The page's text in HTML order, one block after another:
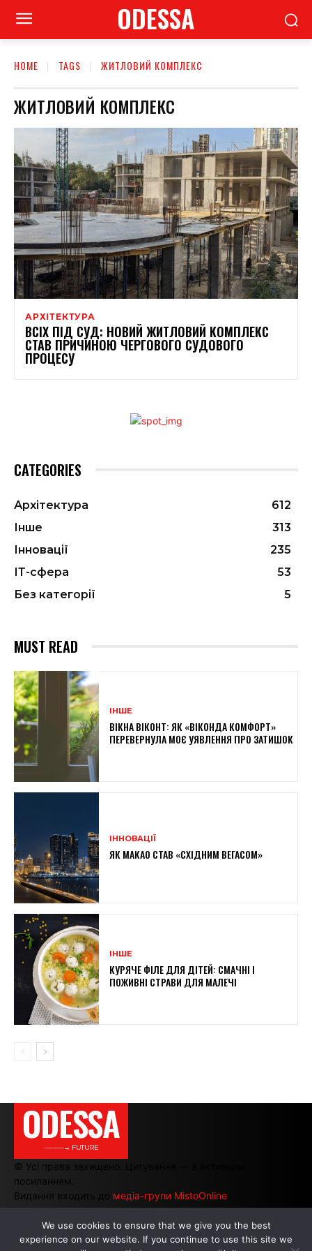
ODESSA
HOME TAGS ЖИТЛОВИЙ КОМПЛЕКС
ЖИТЛОВИЙ КОМПЛЕКС
АРХІТЕКТУРА
ВСІХ ПІД СУД: НОВИЙ ЖИТЛОВИЙ КОМПЛЕКС
СТАВ ПРИЧИНОЮ ЧЕРГОВОГО СУДОВОГО
ПРОЦЕСУ
CATEGORIES
Архітектура
612
Інше
313
Інновації
235
ІТ-сфера
53
Без категорії
5
MUST READ
ІНШЕ
ВІКНА ВІКОНТ: ЯК «ВІКОНДА КОМФОРТ»
ПЕРЕВЕРНУЛА МОЄ УЯВЛЕННЯ ПРО ЗАТИШОК
ІННОВАЦІЇ
ЯК МАКАО СТАВ «СХІДНИМ ВЕГАСОМ»
ІНШЕ
КУРЯЧЕ ФІЛЕ ДЛЯ ДІТЕЙ: СМАЧНІ І
ПОЖИВНІ СТРАВИ ДЛЯ МАЛЕЧІ
ODESSA
———→ FUTURE
© Усі права захищено. Цитування — з активним
посиланням.
Видання входить до медіа-групи MistoOnline
АВТОРИ | РЕКЛАМА НА САЙТІ
We use cookies to ensure that we give you the best
experience on our website. If you continue to use this site we